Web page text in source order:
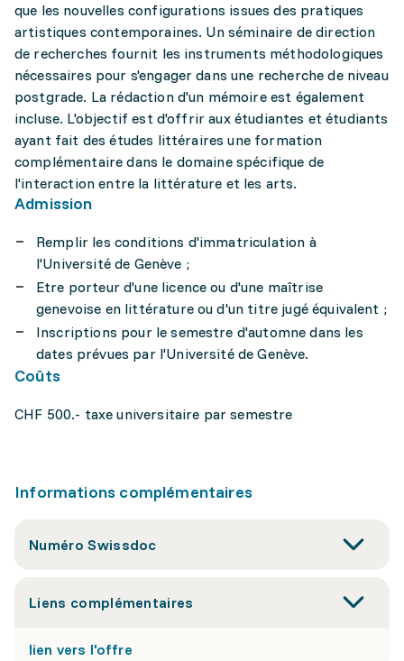
que les nouvelles configurations issues des pratiques
artistiques contemporaines. Un séminaire de direction
de recherches fournit les instruments méthodologiques
nécessaires pour s'engager dans une recherche de niveau
postgrade. La rédaction d'un mémoire est également
incluse. L'objectif est d'offrir aux étudiantes et étudiants
ayant fait des études littéraires une formation
complémentaire dans le domaine spécifique de
l'interaction entre la littérature et les arts.
Admission
Remplir les conditions d'immatriculation à
l'Université de Genève ;
Etre porteur d'une licence ou d'une maîtrise
genevoise en littérature ou d'un titre jugé équivalent ;
Inscriptions pour le semestre d'automne dans les
dates prévues par l'Université de Genève.
Coûts
CHF 500.- taxe universitaire par semestre
Informations complémentaires
Numéro Swissdoc
Liens complémentaires
lien vers l'offre